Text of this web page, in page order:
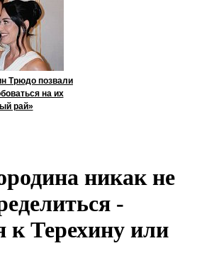
Трюдо позвали
на их
рай»
никак не
-
к Терехину или